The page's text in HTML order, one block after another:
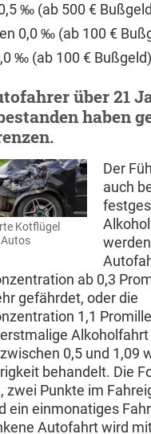
‰ (ab 500 €
0,0 ‰ (ab 100 €
‰ (ab 100 € Bußgeld)
über 21
haben
Kotflügel
Der
auch
ab 0,3
gefährdet, oder die
1,1
0,5 und 1,09
behandelt. Die
zwei Punkte im
ein einmonatiges
Autofahrt wird